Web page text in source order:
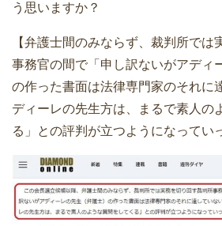
う思いますか？
【弁護士間のみならず、裁判所では
事務官の間で「申し訳ないがアディ
の作った書面は法律専門家のそれに
ディーレの先生方は、まるで素人の
る」との評判が立つようになってい